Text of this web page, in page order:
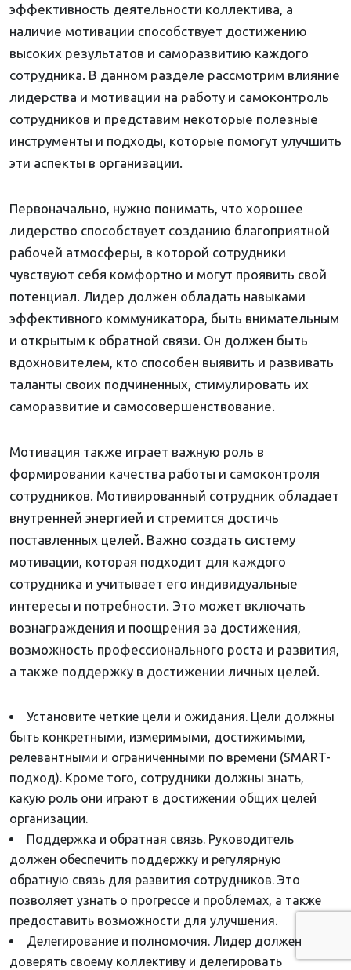
эффективность деятельности коллектива, а
наличие мотивации способствует достижению
высоких результатов и саморазвитию каждого
сотрудника. В данном разделе рассмотрим влияние
лидерства и мотивации на работу и самоконтроль
сотрудников и представим некоторые полезные
инструменты и подходы, которые помогут улучшить
эти аспекты в организации.
Первоначально, нужно понимать, что хорошее
лидерство способствует созданию благоприятной
рабочей атмосферы, в которой сотрудники
чувствуют себя комфортно и могут проявить свой
потенциал. Лидер должен обладать навыками
эффективного коммуникатора, быть внимательным
и открытым к обратной связи. Он должен быть
вдохновителем, кто способен выявить и развивать
таланты своих подчиненных, стимулировать их
саморазвитие и самосовершенствование.
Мотивация также играет важную роль в
формировании качества работы и самоконтроля
сотрудников. Мотивированный сотрудник обладает
внутренней энергией и стремится достичь
поставленных целей. Важно создать систему
мотивации, которая подходит для каждого
сотрудника и учитывает его индивидуальные
интересы и потребности. Это может включать
вознаграждения и поощрения за достижения,
возможность профессионального роста и развития,
а также поддержку в достижении личных целей.
Установите четкие цели и ожидания. Цели должны
быть конкретными, измеримыми, достижимыми,
релевантными и ограниченными по времени (SMART-
подход). Кроме того, сотрудники должны знать,
какую роль они играют в достижении общих целей
организации.
Поддержка и обратная связь. Руководитель
должен обеспечить поддержку и регулярную
обратную связь для развития сотрудников. Это
позволяет узнать о прогрессе и проблемах, а также
предоставить возможности для улучшения.
Делегирование и полномочия. Лидер должен
доверять своему коллективу и делегировать